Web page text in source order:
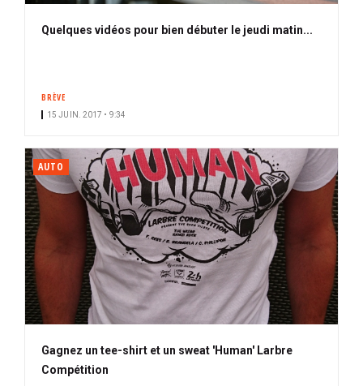
Quelques vidéos pour bien débuter le jeudi matin...
BRÈVE
15 JUIN. 2017 • 9:34
AUTO
Gagnez un tee-shirt et un sweat 'Human' Larbre
Compétition